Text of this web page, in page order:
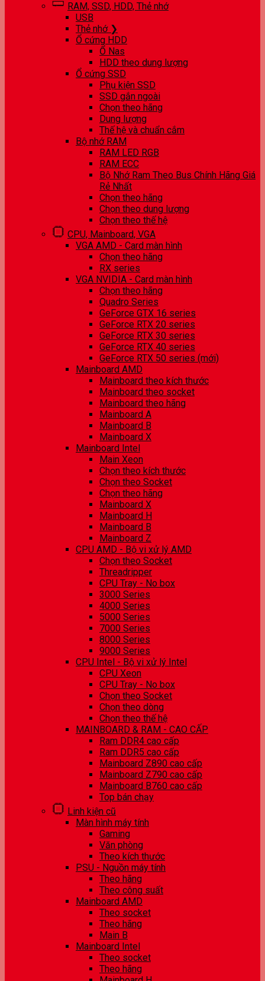
RAM, SSD, HDD, Thẻ nhớ
USB
Thẻ nhớ ❯
Ổ cứng HDD
Ổ Nas
HDD theo dung lượng
Ổ cứng SSD
Phụ kiện SSD
SSD gắn ngoài
Chọn theo hãng
Dung lượng
Thế hệ và chuẩn cắm
Bộ nhớ RAM
RAM LED RGB
RAM ECC
Bộ Nhớ Ram Theo Bus Chính Hãng Giá
Rẻ Nhất
Chọn theo hãng
Chọn theo dung lượng
Chọn theo thế hệ
CPU, Mainboard, VGA
VGA AMD - Card màn hình
Chọn theo hãng
RX series
VGA NVIDIA - Card màn hình
Chọn theo hãng
Quadro Series
GeForce GTX 16 series
GeForce RTX 20 series
GeForce RTX 30 series
GeForce RTX 40 series
GeForce RTX 50 series (mới)
Mainboard AMD
Mainboard theo kích thước
Mainboard theo socket
Mainboard theo hãng
Mainboard A
Mainboard B
Mainboard X
Mainboard Intel
Main Xeon
Chọn theo kích thước
Chọn theo Socket
Chọn theo hãng
Mainboard X
Mainboard H
Mainboard B
Mainboard Z
CPU AMD - Bộ vi xử lý AMD
Chọn theo Socket
Threadripper
CPU Tray - No box
3000 Series
4000 Series
5000 Series
7000 Series
8000 Series
9000 Series
CPU Intel - Bộ vi xử lý Intel
CPU Xeon
CPU Tray - No box
Chọn theo Socket
Chọn theo dòng
Chọn theo thế hệ
MAINBOARD & RAM - CAO CẤP
Ram DDR4 cao cấp
Ram DDR5 cao cấp
Mainboard Z890 cao cấp
Mainboard Z790 cao cấp
Mainboard B760 cao cấp
Top bán chạy
Linh kiện cũ
Màn hình máy tính
Gaming
Văn phòng
Theo kích thước
PSU - Nguồn máy tính
Theo hãng
Theo công suất
Mainboard AMD
Theo socket
Theo hãng
Main B
Mainboard Intel
Theo socket
Theo hãng